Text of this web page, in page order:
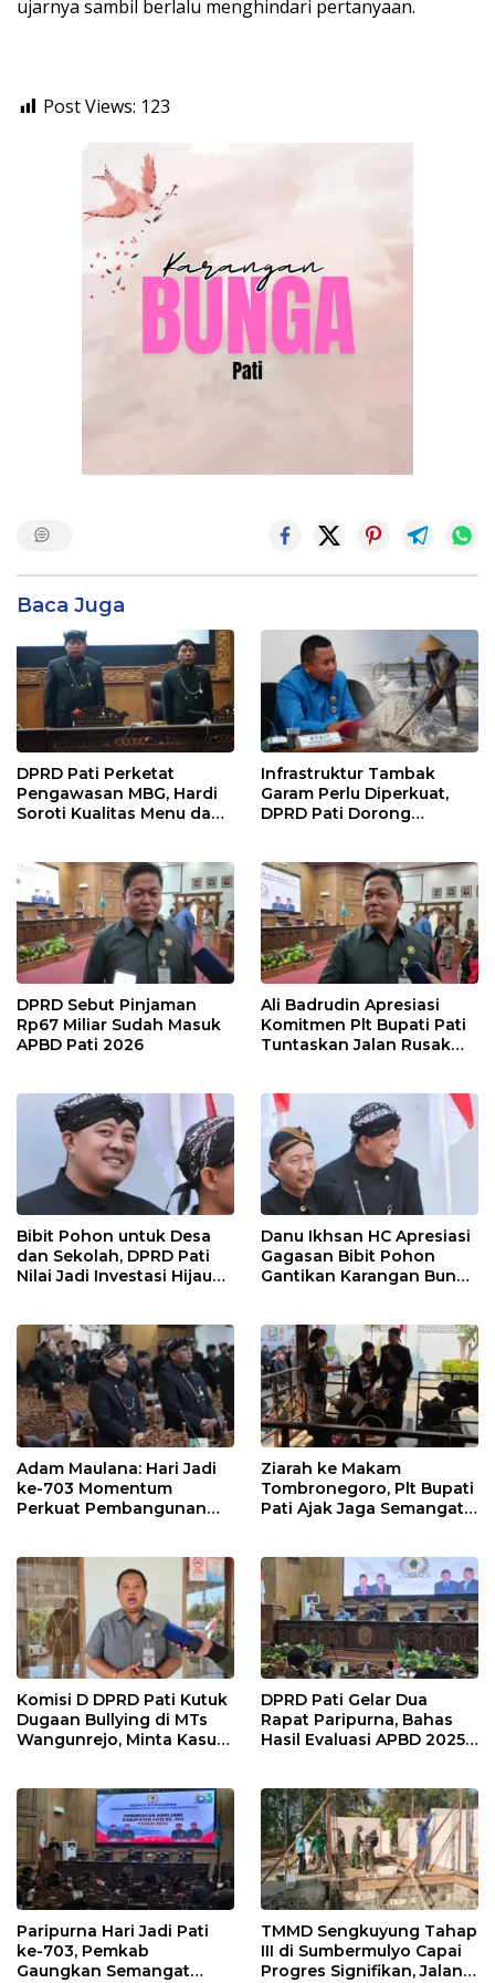
ujarnya sambil berlalu menghindari pertanyaan.
Post Views: 123
Baca Juga
DPRD Pati Perketat
Pengawasan MBG, Hardi
Soroti Kualitas Menu dan
Infrastruktur Tambak
Garam Perlu Diperkuat,
DPRD Pati Dorong
DPRD Sebut Pinjaman
Rp67 Miliar Sudah Masuk
APBD Pati 2026
Ali Badrudin Apresiasi
Komitmen Plt Bupati Pati
Tuntaskan Jalan Rusak
Bibit Pohon untuk Desa
dan Sekolah, DPRD Pati
Nilai Jadi Investasi Hijau
Danu Ikhsan HC Apresiasi
Gagasan Bibit Pohon
Gantikan Karangan Bunga
Adam Maulana: Hari Jadi
ke-703 Momentum
Perkuat Pembangunan
Ziarah ke Makam
Tombronegoro, Plt Bupati
Pati Ajak Jaga Semangat
Berkualitas
Komisi D DPRD Pati Kutuk
Dugaan Bullying di MTs
Wangunrejo, Minta Kasus
DPRD Pati Gelar Dua
Rapat Paripurna, Bahas
Hasil Evaluasi APBD 2025
Paripurna Hari Jadi Pati
ke-703, Pemkab
Gaungkan Semangat
TMMD Sengkuyung Tahap
III di Sumbermulyo Capai
Progres Signifikan, Jalan